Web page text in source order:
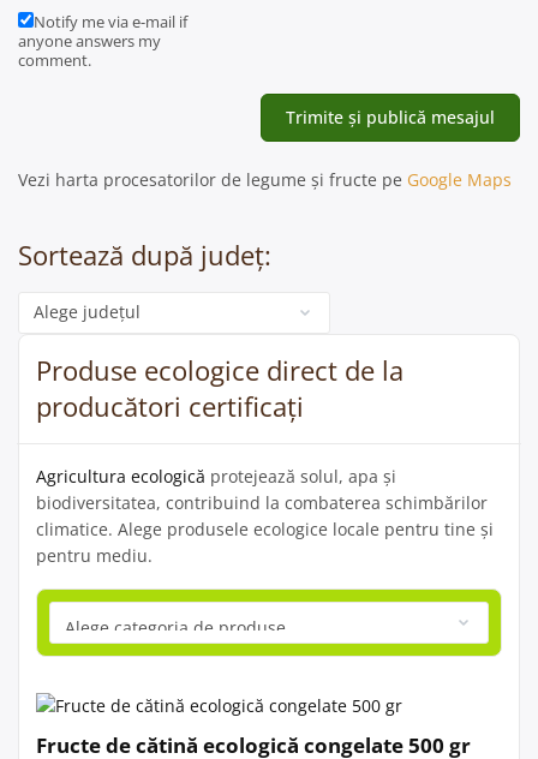
Notify me via e-mail if
anyone answers my
comment.
Vezi harta procesatorilor de legume și fructe pe Google Maps
Sortează după județ:
Categorie
Produse ecologice direct de la
producători certificați
Agricultura ecologică protejează solul, apa și
biodiversitatea, contribuind la combaterea schimbărilor
climatice. Alege produsele ecologice locale pentru tine și
pentru mediu.
Fructe de cătină ecologică congelate 500 gr